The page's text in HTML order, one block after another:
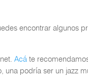
encontrar algunos
Acá te
una podría ser un jazz